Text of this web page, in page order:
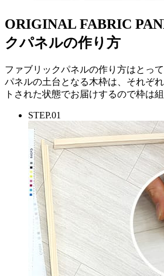
ORIGINAL FABRIC
クパネルの作り方
ファブリックパネルの作り方はとっ
パネルの土台となる木枠は、それぞ
トされた状態でお届けするので枠は
STEP.01